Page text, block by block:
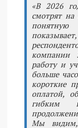
«В 2026
смотрят
понятную
компании
работу и
больше
короткие
оплатой,
гибким
Мы видим,